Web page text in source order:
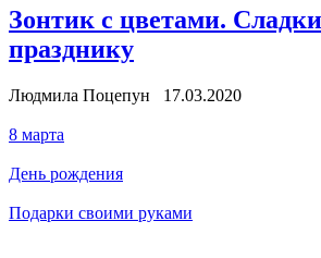
Зонтик с цветами.
празднику
Людмила Поцепун 17.03.2020
8 марта
День рождения
Подарки своими руками